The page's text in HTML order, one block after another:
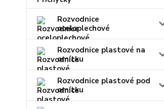
Rozvodnice
oceloplechové
Rozvodnice plastové na
omítku
Rozvodnice plastové pod
omítku